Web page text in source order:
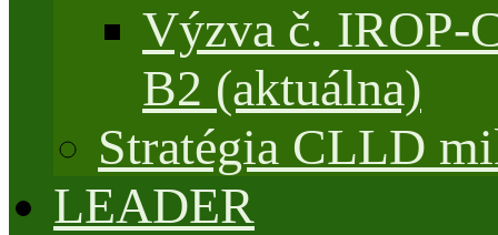
Výzva č. IROP-
B2 (aktuálna)
Stratégia CLLD
LEADER